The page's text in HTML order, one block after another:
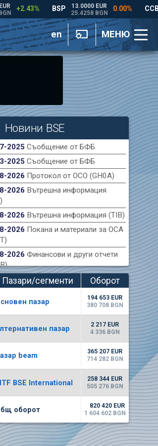
en МЕНЮ
финансов отчет на
Новини BSE
2025 Съобщение от БФБ
2025 Съобщение от БФБ
2026 Протокол от ОСО (GH0A)
2026 Вътрешна информация
2026 Вътрешна информация (TIB)
2026 Покана и материали за ОСА
2026 Финансови и други отчети
Пазари/сегменти
Оборот
(евро)
пазар
194 653 EUR
380 708 BGN
пазар
2 217 EUR
4 336 BGN
beam
365 207 EUR
714 282 BGN
BSE International
258 344 EUR
505 276 BGN
оборот
820 420 EUR
1 604 602 BGN